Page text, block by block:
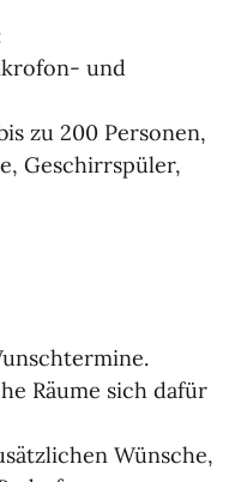
und
zu 200 Personen,
Geschirrspüler,
Räume sich dafür
Wünsche,